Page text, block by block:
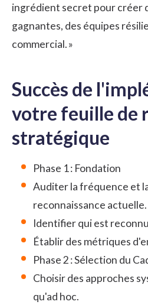
ingrédient secret pour créer
gagnantes, des équipes
commercial. »
Succès de
votre feuille de
stratégique
Phase 1 : Fondation
Auditer la fréquence et
reconnaissance actuelle.
Identifier qui est
Établir des métriques
Phase 2 : Sélection du
Choisir des approches
qu'ad hoc.